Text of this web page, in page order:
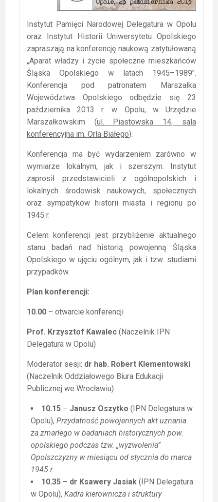
Instytut Pamięci Narodowej Delegatura w Opolu
oraz Instytut Historii Uniwersytetu Opolskiego
zapraszają na konferencję naukową zatytułowaną
„Aparat władzy i życie społeczne mieszkańców
Śląska Opolskiego w latach 1945–1989″.
Konferencja pod patronatem Marszałka
Województwa Opolskiego odbędzie się 23
października 2013 r. w Opolu, w Urzędzie
Marszałkowskim (ul. Piastowska 14, sala
konferencyjna im. Orła Białego).
Konferencja ma być wydarzeniem zarówno w
wymiarze lokalnym, jak i szerszym. Instytut
zaprosił przedstawicieli z ogólnopolskich i
lokalnych środowisk naukowych, społecznych
oraz sympatyków historii miasta i regionu po
1945 r.
Celem konferencji jest przybliżenie aktualnego
stanu badań nad historią powojenną Śląska
Opolskiego w ujęciu ogólnym, jak i tzw. studiami
przypadków.
Plan konferencji:
10.00 – otwarcie konferencji
Prof. Krzysztof Kawalec (Naczelnik IPN
Delegatura w Opolu)
Moderator sesji: dr hab. Robert Klementowski
(Naczelnik Oddziałowego Biura Edukacji
Publicznej we Wrocławiu)
10.15 – Janusz Oszytko (IPN Delegatura w
Opolu), Przydatność powojennych akt uznania
za zmarłego w badaniach historycznych pow.
opolskiego podczas tzw. „wyzwolenia”
Opolszczyzny w miesiącu od stycznia do marca
1945 r.
10.35 – dr Ksawery Jasiak (IPN Delegatura
w Opolu), Kadra kierownicza i struktury